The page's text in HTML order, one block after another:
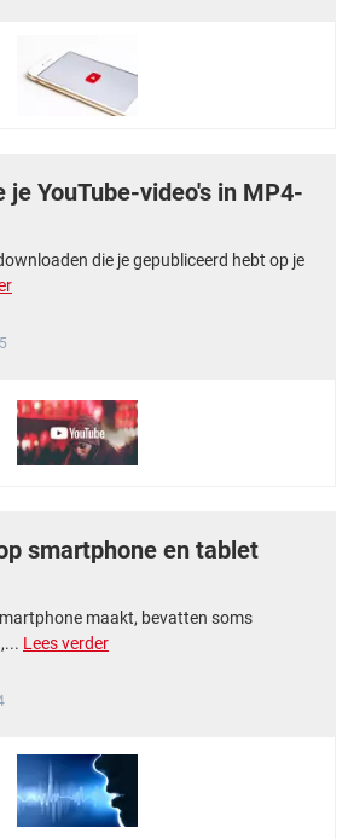
je YouTube-video's in MP4-
die je gepubliceerd hebt op je
smartphone en tablet
maakt, bevatten soms
Lees verder